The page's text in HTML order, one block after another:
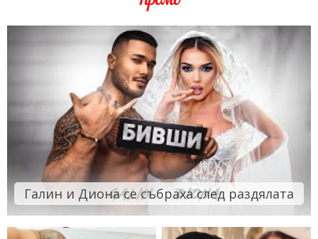
Галин и Диона се събраха след раздялата